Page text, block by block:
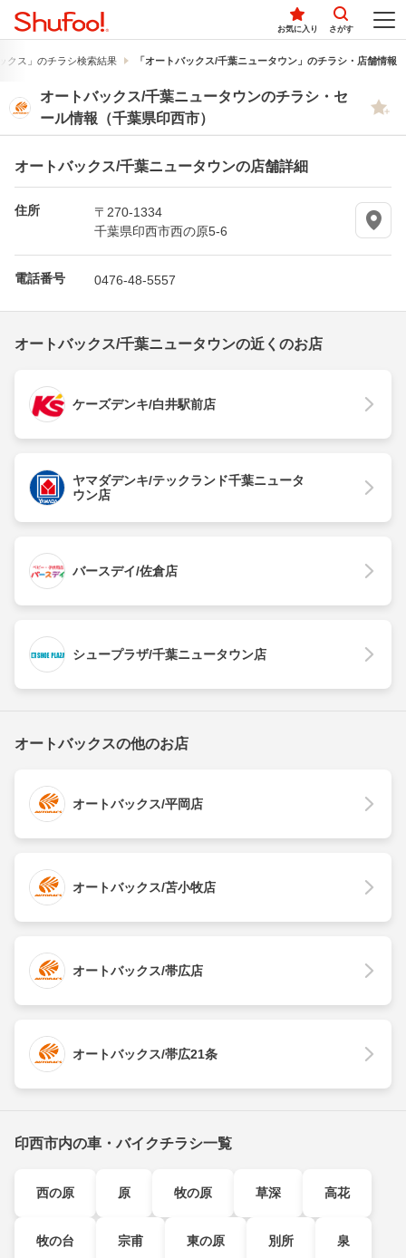
お気に入り さがす
クス」のチラシ検索結果 「オートバックス/千葉ニュータウン」のチラシ・店舗情報
オートバックス/千葉ニュータウンのチラシ・セ
ール情報（千葉県印西市）
オートバックス/千葉ニュータウンの店舗詳細
住所
〒270-1334
千葉県印西市西の原5-6
電話番号 0476-48-5557
オートバックス/千葉ニュータウンの近くのお店
ケーズデンキ/白井駅前店
ヤマダデンキ/テックランド千葉ニュータ
ウン店
バースデイ/佐倉店
シュープラザ/千葉ニュータウン店
オートバックスの他のお店
オートバックス/平岡店
オートバックス/苫小牧店
オートバックス/帯広店
オートバックス/帯広21条
印西市内の車・バイクチラシ一覧
西の原 原 牧の原 草深 高花
牧の台 宗甫 東の原 別所 泉